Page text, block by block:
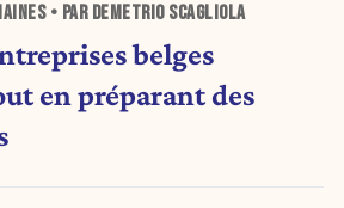
• PAR DEMETRIO SCAGLIOLA
belges
en préparant des